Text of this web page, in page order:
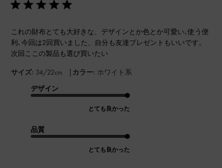
これの財布とても大好きな、デザインとか色とか可愛い､使う便
利､今回は2回買いました、自分も友達プレゼントもいいです。
次回ここの製品も選び買いたい
サイズ: 34/22cm | カラー: ホワイト系
デザイン
とても良かった
品質
とても良かった